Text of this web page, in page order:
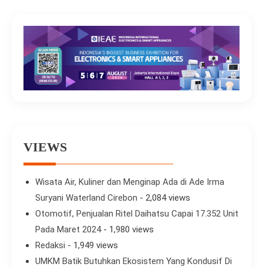
VIEWS
Wisata Air, Kuliner dan Menginap Ada di Ade Irma
Suryani Waterland Cirebon - 2,084 views
Otomotif, Penjualan Ritel Daihatsu Capai 17.352 Unit
Pada Maret 2024- 1,980 views
Redaksi - 1,949 views
UMKM Batik Butuhkan Ekosistem Yang Kondusif Di